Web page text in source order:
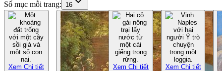
Số mục mỗi trang: 16
Xem Chi tiết Xem Chi tiết Xem Chi tiết